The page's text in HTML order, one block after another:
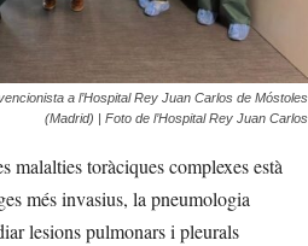
a l’Hospital Rey Juan Carlos de Móstoles
(Madrid) | Foto de l’Hospital Rey Juan Carlos
malalties toràciques complexes està
més invasius, la pneumologia
lesions pulmonars i pleurals